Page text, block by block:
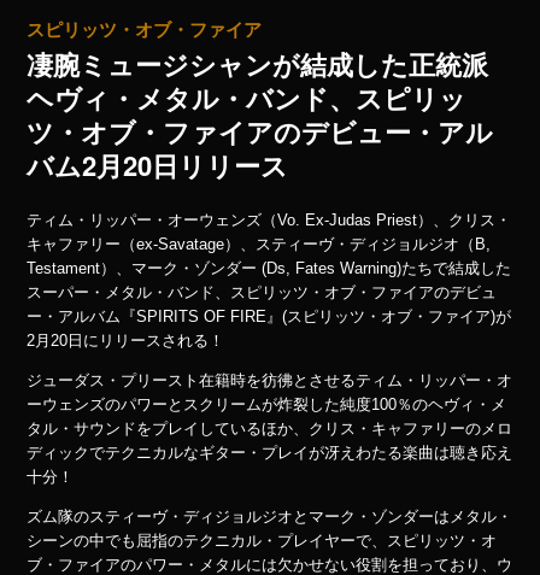
スピリッツ・オブ・ファイア
凄腕ミュージシャンが結成した正統派
ヘヴィ・メタル・バンド、スピリッ
ツ・オブ・ファイアのデビュー・アル
バム2月20日リリース
ティム・リッパー・オーウェンズ（Vo. Ex-Judas Priest）、クリス・
キャファリー（ex-Savatage）、スティーヴ・ディジョルジオ（B,
Testament）、マーク・ゾンダー (Ds, Fates Warning)たちで結成した
スーパー・メタル・バンド、スピリッツ・オブ・ファイアのデビュ
ー・アルバム『SPIRITS OF FIRE』(スピリッツ・オブ・ファイア)が
2月20日にリリースされる！
ジューダス・プリースト在籍時を彷彿とさせるティム・リッパー・オ
ーウェンズのパワーとスクリームが炸裂した純度100％のヘヴィ・メ
タル・サウンドをプレイしているほか、クリス・キャファリーのメロ
ディックでテクニカルなギター・プレイが冴えわたる楽曲は聴き応え
十分！
ズム隊のスティーヴ・ディジョルジオとマーク・ゾンダーはメタル・
シーンの中でも屈指のテクニカル・プレイヤーで、スピリッツ・オ
ブ・ファイアのパワー・メタルには欠かせない役割を担っており、ウ